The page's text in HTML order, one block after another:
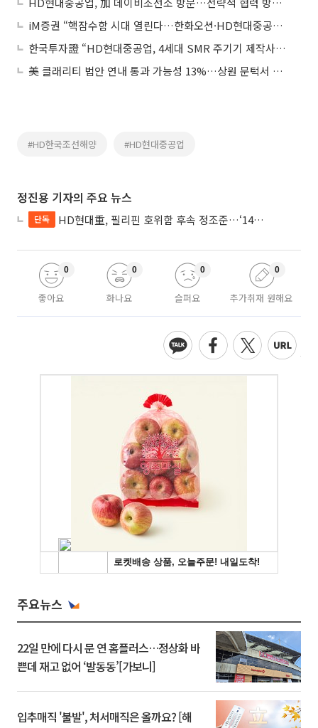
iM증권 “핵잠수함 시대 열린다…한화오션·HD현대중공업 수혜”
한국투자證 “HD현대중공업, 4세대 SMR 주기기 제작사로 데뷔⋯목표주가↑”
美 클래리티 법안 연내 통과 가능성 13%…상원 문턱서 제동
#HD한국조선해양 #HD현대중공업
정진용 기자의 주요 뉴스
단독 HD현대重, 필리핀 호위함 후속 정조준…‘14척+α’ 싹쓸이 노린다
좋아요
0
화나요
0
슬퍼요
0
추가취재 원해요
0
주요뉴스
22일 만에 다시 문 연 홈플러스…정상화 바
쁜데 재고 없어 ‘발동동’[가보니]
입추매직 '불발', 처서매직은 올까요? [해